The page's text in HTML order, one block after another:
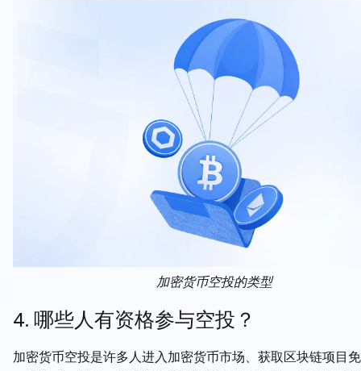
加密货币空投的类型
4. 哪些人有资格参与空投？
加密货币空投是许多人进入加密货币市场、获取区块链项目